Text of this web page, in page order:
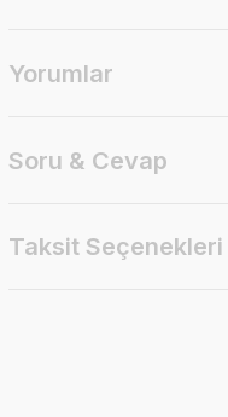
Yorumlar
Soru & Cevap
Taksit Seçenekleri